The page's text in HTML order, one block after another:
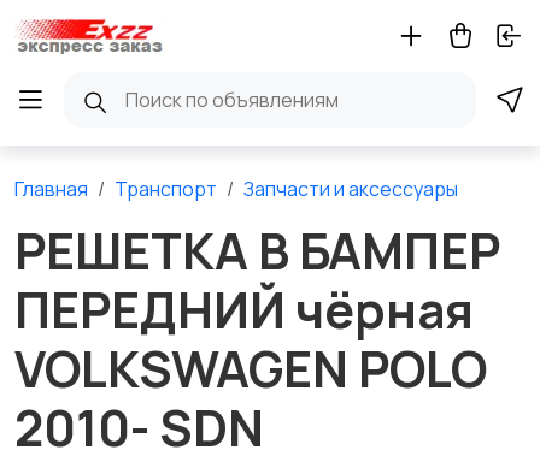
Главная Транспорт Запчасти и аксессуары
РЕШЕТКА В БАМПЕР
ПЕРЕДНИЙ чёрная
VOLKSWAGEN POLO
2010- SDN